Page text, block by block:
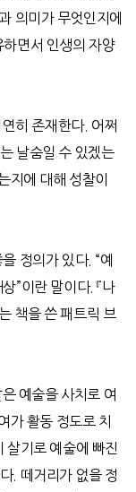
의미가 무엇인지에
면서 인생의 자양
히 존재한다. 어쩌
날숨일 수 있겠는
지에 대해 성찰이
정의가 있다. “예
상”이란 말이다.『나
책을 쓴 패트릭 브
예술을 사치로 여
가 활동 정도로 치
살기로 예술에 빠진
. 떼거리가 없을 정